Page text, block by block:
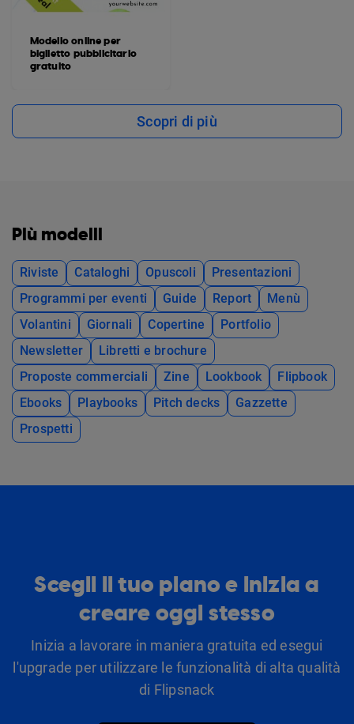
Modello online per
biglietto pubblicitario
gratuito
Scopri di più
Più modelli
Riviste Cataloghi Opuscoli
Presentazioni
Programmi per eventi
Guide Report
Menù
Volantini
Giornali Copertine
Portfolio
Newsletter
Libretti e brochure
Proposte commerciali
Zine Lookbook
Flipbook
Ebooks
Playbooks Pitch decks
Gazzette
Prospetti
Scegli il tuo piano e inizia a
creare oggi stesso
Inizia a lavorare in maniera gratuita ed esegui
l'upgrade per utilizzare le funzionalità di alta qualità
di Flipsnack